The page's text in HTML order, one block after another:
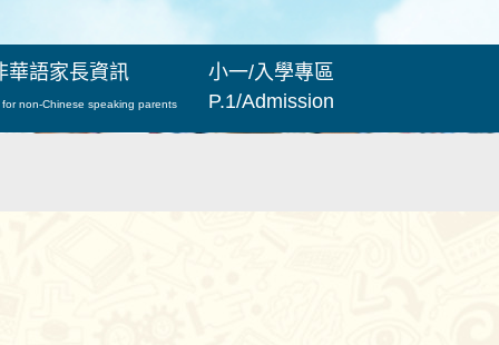
華語家長資訊
non-Chinese speaking parents
小一/入學專區
P.1/Admission